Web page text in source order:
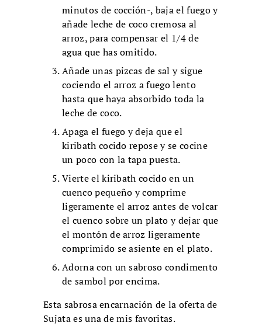
minutos de cocción-, baja el fuego y
añade leche de coco cremosa al
arroz, para compensar el 1/4 de
agua que has omitido.
Añade unas pizcas de sal y sigue
cociendo el arroz a fuego lento
hasta que haya absorbido toda la
leche de coco.
Apaga el fuego y deja que el
kiribath cocido repose y se cocine
un poco con la tapa puesta.
Vierte el kiribath cocido en un
cuenco pequeño y comprime
ligeramente el arroz antes de volcar
el cuenco sobre un plato y dejar que
el montón de arroz ligeramente
comprimido se asiente en el plato.
Adorna con un sabroso condimento
de sambol por encima.
Esta sabrosa encarnación de la oferta de
Sujata es una de mis favoritas.